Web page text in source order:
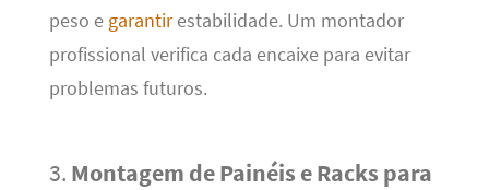
peso e garantirestabilidade. Um montador
profissional verifica cada encaixe para evitar
problemas futuros.
3. Montagem de Painéis e Racks para